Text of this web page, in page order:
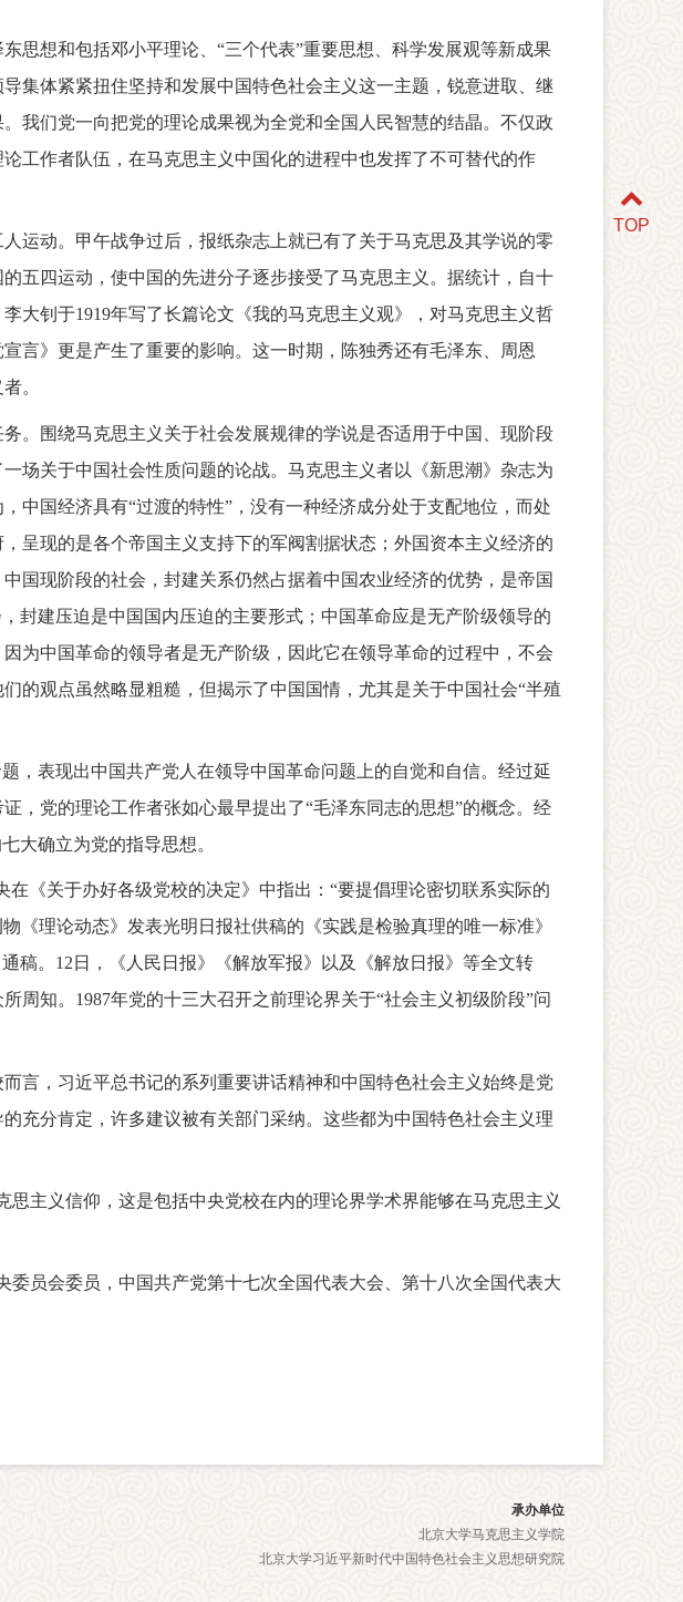
思想和包括邓小平理论、“三个代表”重要思想、科学发展观等新成果
集体紧紧扭住坚持和发展中国特色社会主义这一主题，锐意进取、继
我们党一向把党的理论成果视为全党和全国人民智慧的结晶。不仅政
工作者队伍，在马克思主义中国化的进程中也发挥了不可替代的作
运动。甲午战争过后，报纸杂志上就已有了关于马克思及其学说的零
五四运动，使中国的先进分子逐步接受了马克思主义。据统计，自十
大钊于1919年写了长篇论文《我的马克思主义观》，对马克思主义哲
言》更是产生了重要的影响。这一时期，陈独秀还有毛泽东、周恩
。
。围绕马克思主义关于社会发展规律的学说是否适用于中国、现阶段
场关于中国社会性质问题的论战。马克思主义者以《新思潮》杂志为
中国经济具有“过渡的特性”，没有一种经济成分处于支配地位，而处
呈现的是各个帝国主义支持下的军阀割据状态；外国资本主义经济的
国现阶段的社会，封建关系仍然占据着中国农业经济的优势，是帝国
封建压迫是中国国内压迫的主要形式；中国革命应是无产阶级领导的
为中国革命的领导者是无产阶级，因此它在领导革命的过程中，不会
的观点虽然略显粗糙，但揭示了中国国情，尤其是关于中国社会“半殖
，表现出中国共产党人在领导中国革命问题上的自觉和自信。经过延
，党的理论工作者张如心最早提出了“毛泽东同志的思想”的概念。经
大确立为党的指导思想。
《关于办好各级党校的决定》中指出：“要提倡理论密切联系实际的
《理论动态》发表光明日报社供稿的《实践是检验真理的唯一标准》
稿。12日，《人民日报》《解放军报》以及《解放日报》等全文转
周知。1987年党的十三大召开之前理论界关于“社会主义初级阶段”问
言，习近平总书记的系列重要讲话精神和中国特色社会主义始终是党
充分肯定，许多建议被有关部门采纳。这些都为中国特色社会主义理
主义信仰，这是包括中央党校在内的理论界学术界能够在马克思主义
员会委员，中国共产党第十七次全国代表大会、第十八次全国代表大
承办单位
北京大学马克思主义学院
北京大学习近平新时代中国特色社会主义思想研究院
TOP